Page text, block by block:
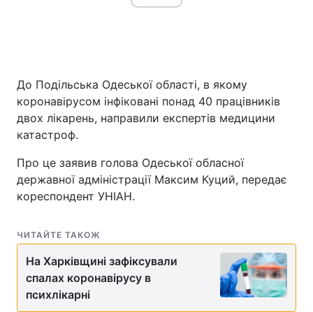
До Подільська Одеської області, в якому
коронавірусом інфіковані понад 40 працівників
двох лікарень, направили експертів медицини
катастроф.
Про це заявив голова Одеської обласної
державної адміністрації Максим Куций, передає
кореспондент УНІАН.
ЧИТАЙТЕ ТАКОЖ
На Харківщині зафіксували
спалах коронавірусу в
психлікарні